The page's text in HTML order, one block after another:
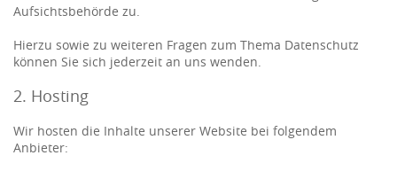
Aufsichtsbehörde zu.
Hierzu sowie zu weiteren Fragen zum Thema Datenschutz
können Sie sich jederzeit an uns wenden.
2. Hosting
Wir hosten die Inhalte unserer Website bei folgendem
Anbieter: